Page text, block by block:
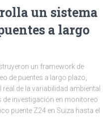
un sistema
a largo
un framework de
de puentes a largo plazo,
de la variabilidad ambiental
de investigación en monitoreo
puente Z24 en Suiza hasta el